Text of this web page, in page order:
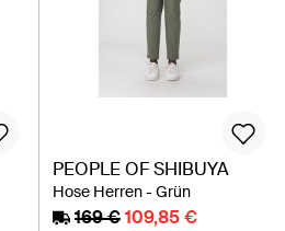
PEOPLE OF SHIBUYA
Hose Herren - Grün
169 €109,85 €